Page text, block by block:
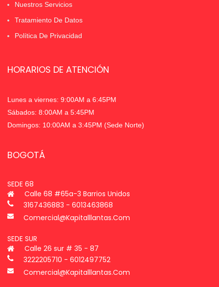
Nuestros Servicios
Tratamiento De Datos
Política De Privacidad
HORARIOS DE ATENCIÓN
Lunes a viernes: 9:00AM a 6:45PM
Sábados: 8:00AM a 5:45PM
Domingos: 10:00AM a 3:45PM (Sede Norte)
BOGOTÁ
SEDE 68
Calle 68 #65a-3 Barrios Unidos
3167436883 - 6013463868
Comercial@kapitalllantas.com
SEDE SUR
Calle 26 sur # 35 - 87
3222205710 - 6012497752
Comercial@kapitalllantas.com